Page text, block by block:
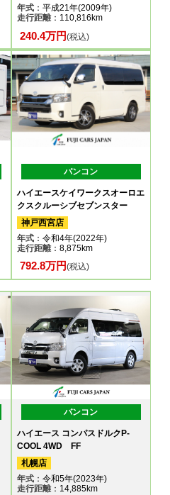
年式：平成21年(2009年)
走行距離：110,816km
240.4万円(税込)
バンコン
ハイエースケイワークスオーロエ
クスクルーシブセブンスター
神戸西宮店
年式：令和4年(2022年)
走行距離：8,875km
792.8万円(税込)
バンコン
ハイエース コンパスドルクP-
COOL 4WD FF
札幌店
年式：令和5年(2023年)
走行距離：14,885km